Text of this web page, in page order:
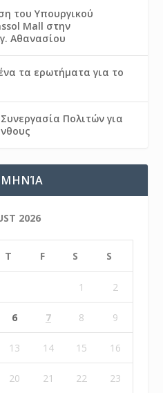
του Υπουργικού
Mall στην
Αθανασίου
τα ερωτήματα για το
Πολιτών για
2026
T F S S
1 2
6 7 8 9
13 14 15 16
20 21 22 23